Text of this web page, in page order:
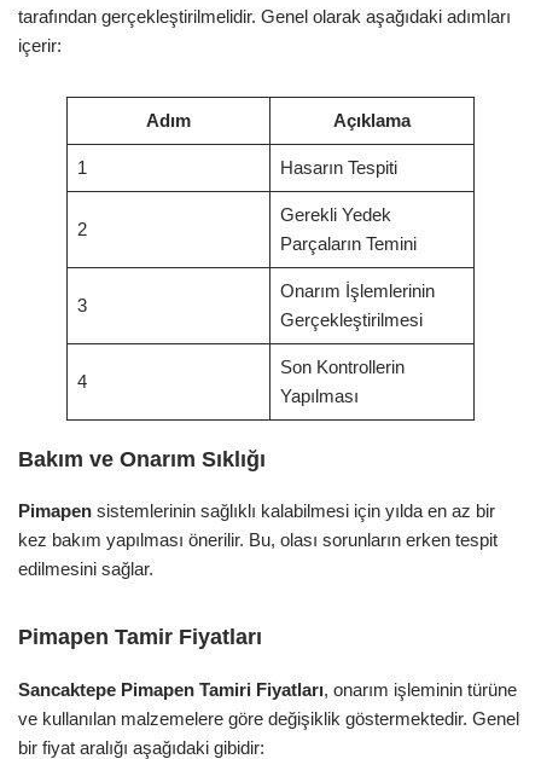
tarafından gerçekleştirilmelidir. Genel olarak aşağıdaki adımları
içerir:
Adım Açıklama
1 Hasarın Tespiti
2
Gerekli Yedek
Parçaların Temini
3
Onarım İşlemlerinin
Gerçekleştirilmesi
4
Son Kontrollerin
Yapılması
Bakım ve Onarım Sıklığı
Pimapen sistemlerinin sağlıklı kalabilmesi için yılda en az bir
kez bakım yapılması önerilir. Bu, olası sorunların erken tespit
edilmesini sağlar.
Pimapen Tamir Fiyatları
Sancaktepe Pimapen Tamiri Fiyatları, onarım işleminin türüne
ve kullanılan malzemelere göre değişiklik göstermektedir. Genel
bir fiyat aralığı aşağıdaki gibidir: